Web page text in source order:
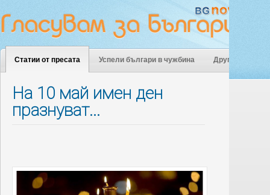
Статии от пресата Успели българи в чужбина Други
На 10 май имен ден
празнуват...